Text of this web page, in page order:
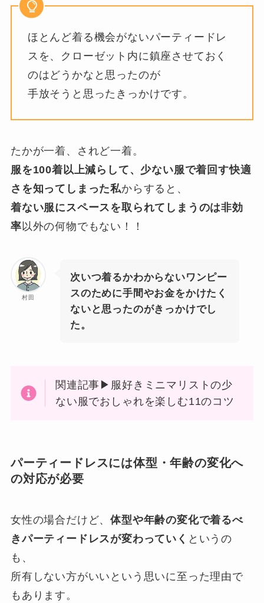
ほとんど着る機会がないパーティードレ
スを、クローゼット内に鎮座させておく
のはどうかなと思ったのが
手放そうと思ったきっかけです。
たかが一着、されど一着。
服を100着以上減らして、少ない服で着回す快適
さを知ってしまった私からすると、
着ない服にスペースを取られてしまうのは非効
率 以外の何物でもない！！
村田
次いつ着るかわからないワンピー
スのために手間やお金をかけたく
ないと思ったのがきっかけでし
た。
関連記事▶服好きミニマリストの少
ない服でおしゃれを楽しむ11のコツ
パーティードレスには体型・年齢の変化へ
の対応が必要
女性の場合だけど、体型や年齢の変化で着るべ
きパーティードレスが変わっていく というの
も、
所有しない方がいいという思いに至った理由で
もあります。